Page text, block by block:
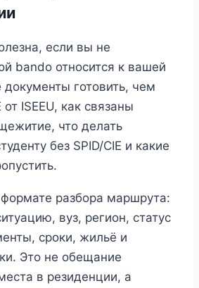
если вы не
bando относится к вашей
документы готовить, чем
от ISEEU, как связаны
что делать
без SPID/CIE и какие
разбора маршрута:
вуз, регион, статус
сроки, жильё и
Это не обещание
в резиденции, а